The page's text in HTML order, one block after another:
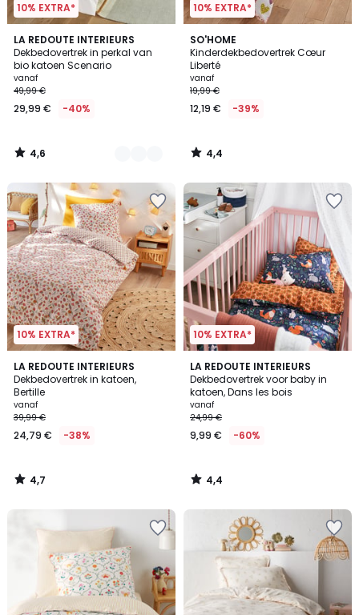
10% EXTRA*
LA REDOUTE INTERIEURS
Dekbedovertrek in perkal van
bio katoen Scenario
vanaf
49,99 €
29,99 € -40%
4,6
/ 5
12
Kleuren
4,6
/
10% EXTRA*
SO'HOME
Kinderdekbedovertrek Cœur
Liberté
vanaf
19,99 €
12,19 € -39%
4,4
/ 5
4,4
/
10% EXTRA*
LA REDOUTE INTERIEURS
Dekbedovertrek in katoen,
Bertille
vanaf
39,99 €
24,79 € -38%
4,7
/ 5
4,7
/
10% EXTRA*
LA REDOUTE INTERIEURS
Dekbedovertrek voor baby in
katoen, Dans les bois
vanaf
24,99 €
9,99 € -60%
4,4
/ 5
4,4
/